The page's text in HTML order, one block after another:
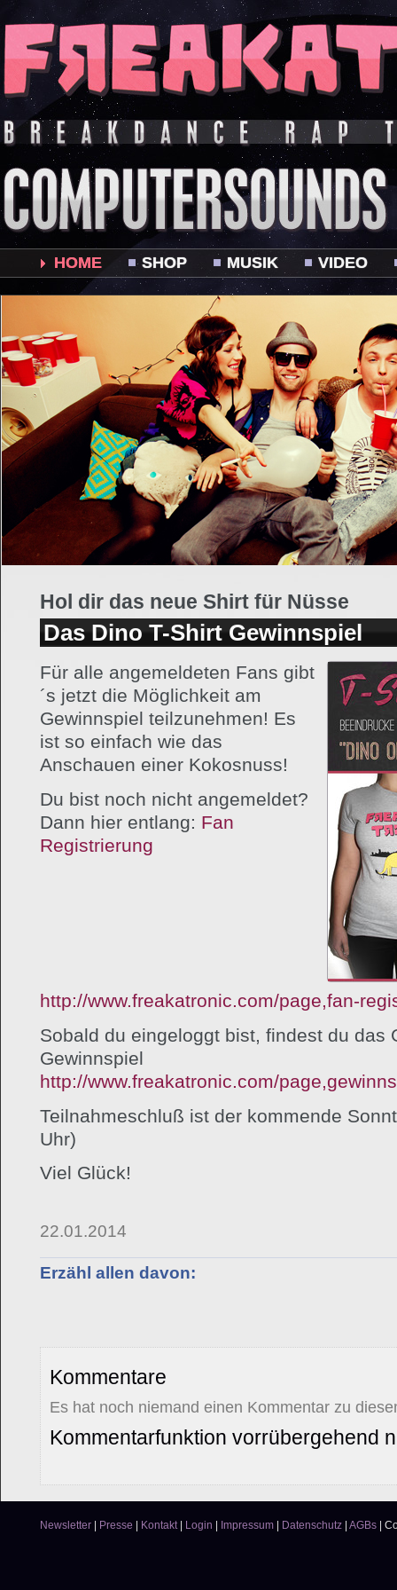
HOME SHOP MUSIK VIDEO
Hol dir das neue Shirt für Nüsse
Das Dino T-Shirt Gewinnspiel
Für alle angemeldeten Fans gibt
´s jetzt die Möglichkeit am
Gewinnspiel teilzunehmen! Es
ist so einfach wie das
Anschauen einer Kokosnuss!
Du bist noch nicht angemeldet?
Dann hier entlang: Fan
Registrierung
http://www.freakatronic.com/page,fan-
Sobald du eingeloggt bist, findest du das
Gewinnspiel
http://www.freakatronic.com/
Teilnahmeschluß ist der kommende
Uhr)
Viel Glück!
22.01.2014
Erzähl allen davon:
Kommentare
Es hat noch niemand einen Kommentar zu
Kommentarfunktion vorrübergehend
Newsletter Presse Kontakt| Login Impressum Datenschutz AGBs